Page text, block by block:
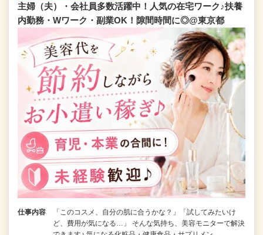
主婦（夫）・会社員多数活躍中！人気の在宅ワーク♪扶養
内勤務・Wワーク・副業OK！隙間時間に◎@東京都
仕事内容
「このコスメ、自分の肌に合うかな？」「試してみたいけ
ど、費用が気になる…」 そんな気持ち、美容モニターで解決